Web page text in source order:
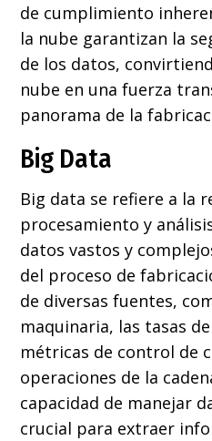
de cumplimiento
la nube garantizan la
de los datos,
nube en una fuerza
panorama de la
Big Data
Big data se refiere a la
procesamiento y
datos vastos y
del proceso de
de diversas fuentes,
maquinaria, las tasas
métricas de control de
operaciones de la
capacidad de manejar
crucial para extraer